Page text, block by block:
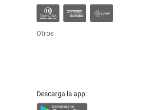
Otros
Descarga la app: